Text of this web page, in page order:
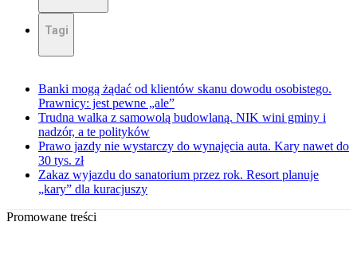
Tagi
Banki mogą żądać od klientów skanu dowodu osobistego.
Prawnicy: jest pewne „ale”
Trudna walka z samowolą budowlaną. NIK wini gminy i
nadzór, a te polityków
Prawo jazdy nie wystarczy do wynajęcia auta. Kary nawet do
30 tys. zł
Zakaz wyjazdu do sanatorium przez rok. Resort planuje
„kary” dla kuracjuszy
Promowane treści